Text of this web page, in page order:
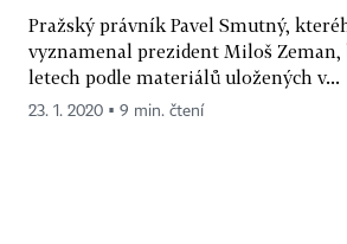
Pražský právník Pavel Smutný,
vyznamenal prezident Miloš Zeman,
letech podle materiálů uložených v...
23. 1. 2020 ▪ 9 min. čtení